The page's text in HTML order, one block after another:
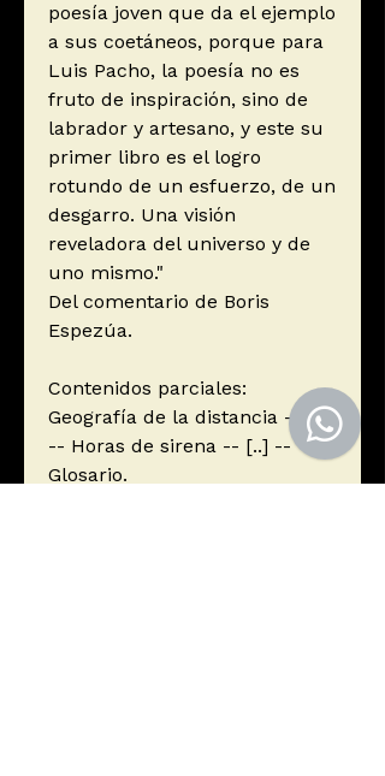
poesía joven que da el ejemplo
a sus coetáneos, porque para
Luis Pacho, la poesía no es
fruto de inspiración, sino de
labrador y artesano, y este su
primer libro es el logro
rotundo de un esfuerzo, de un
desgarro. Una visión
reveladora del universo y de
uno mismo."
Del comentario de Boris
Espezúa.
Contenidos parciales:
Geografía de la distancia -- [...]
-- Horas de sirena -- [..] --
Glosario.